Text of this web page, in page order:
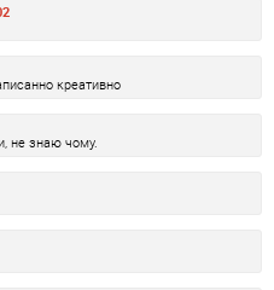
креативно
не знаю чому.